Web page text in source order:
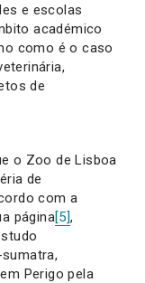
e escolas
académico
como é o caso
de
o Zoo de Lisboa
de
com a
página[5],
Perigo pela